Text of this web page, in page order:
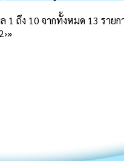
1 ถึง 10 จากทั้งหมด 13 รายก
›»